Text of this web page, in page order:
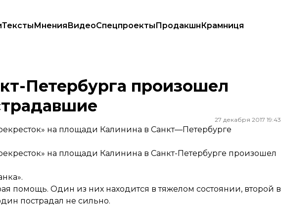
ТекстыМненияВидеоСпецпроектыПродакшнКрамниця
есть пострадавшие
Петербурга произошел
27 декабря 2017 19:43
на площади Калинина в Санкт—Петербурге
на площади Калинина в Санкт-Петербурге произошел
помощь. Один из них находится в тяжелом состоянии, второй в
пострадал не сильно.